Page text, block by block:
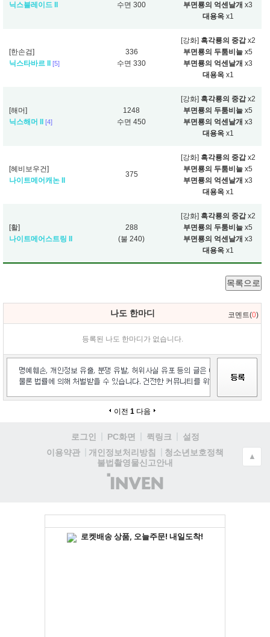
닉스블레이드 II
수면 300
부면룡의 억센날개 x3
대용옥x1
[한손검]
닉스타바르 II
[5]
336
수면 330
[강화] 흑각룡의 중갑x2
부면룡의 두툼비늘 x5
부면룡의 억센날개 x3
대용옥x1
[해머]
닉스해머 II
[4]
1248
수면 450
[강화] 흑각룡의 중갑x2
부면룡의 두툼비늘 x5
부면룡의 억센날개 x3
대용옥x1
[헤비보우건]
나이트메어캐논 II
375
[강화] 흑각룡의 중갑x2
부면룡의 두툼비늘 x5
부면룡의 억센날개 x3
대용옥x1
[활]
나이트메어스트링 II
288
(불 240)
[강화] 흑각룡의 중갑x2
부면룡의 두툼비늘 x5
부면룡의 억센날개 x3
대용옥x1
목록으로
나도 한마디 코멘트(0)
등록된 나도 한마디가 없습니다.
이전 1 다음
로그인 PC화면 퀵링크
설정
이용약관
개인정보처리방침
청소년보호정책
불법촬영물신고안내
(주)
인
▲